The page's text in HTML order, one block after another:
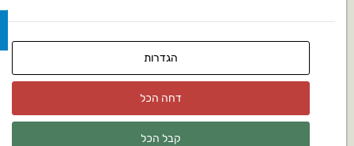
הגדרות
דחה הכל
קבל הכל